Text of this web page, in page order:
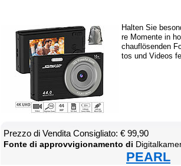
Hal­ten Sie
re Mo­men­te in
chau­flösen­den
tos und Vi­deos
Prez­zo di Ven­di­ta Con­si­glia­to: € 99,90
Fon­te di ap­prov­vi­gio­na­men­to di
PEARL